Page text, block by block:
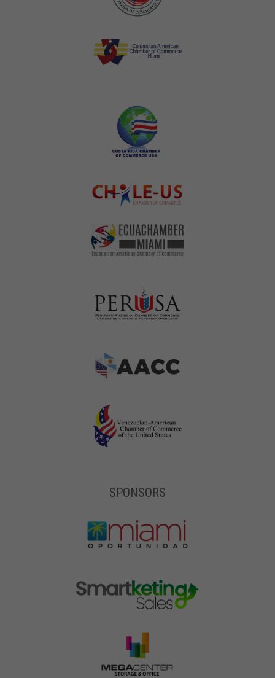
SPONSORS